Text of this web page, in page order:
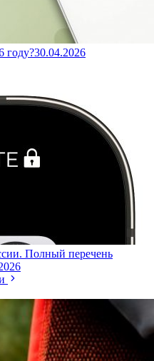
году?30.04.2026
Полный перечень